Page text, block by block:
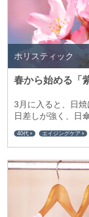
ホリスティック
春から始める「
3月に入ると、日
日差しが強く、日
40代 エイジングケア